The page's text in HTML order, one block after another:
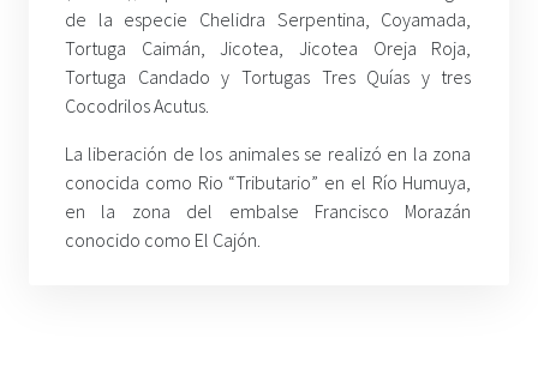
de la especie Chelidra Serpentina, Coyamada,
Tortuga Caimán, Jicotea, Jicotea Oreja Roja,
Tortuga Candado y Tortugas Tres Quías y tres
Cocodrilos Acutus.
La liberación de los animales se realizó en la zona
conocida como Rio “Tributario” en el Río Humuya,
en la zona del embalse Francisco Morazán
conocido como El Cajón.